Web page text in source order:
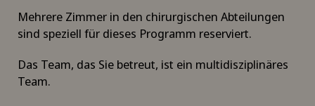
Mehrere Zimmer in den chirurgischen Abteilungen
sind speziell für dieses Programm reserviert.
Das Team, das Sie betreut, ist ein multidisziplinäres
Team.